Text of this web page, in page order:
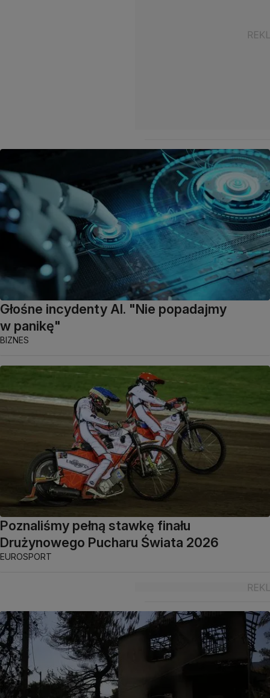
Głośne incydenty AI. "Nie popadajmy
w panikę"
BIZNES
Poznaliśmy pełną stawkę finału
Drużynowego Pucharu Świata 2026
EUROSPORT